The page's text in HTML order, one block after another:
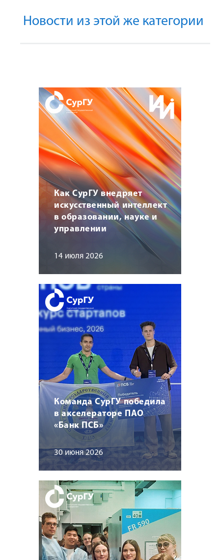
Новости из этой же категории
Как СурГУ внедряет
искусственный интеллект
в образовании, науке и
управлении
14 июля 2026
Команда СурГУ победила
в акселераторе ПАО
«Банк ПСБ»
30 июня 2026